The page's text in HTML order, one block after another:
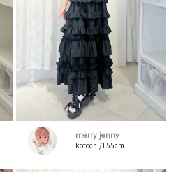
merry jenny
kotochi/155cm